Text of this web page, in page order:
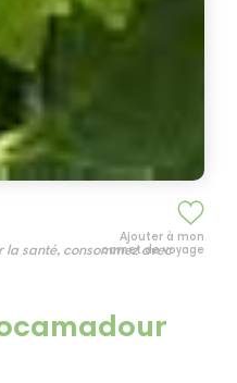
Ajouter à mon
carnet de voyage
santé, consommez avec